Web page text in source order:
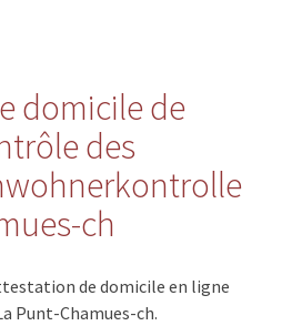
domicile de
des
ch
de domicile en ligne
Punt-Chamues-ch.